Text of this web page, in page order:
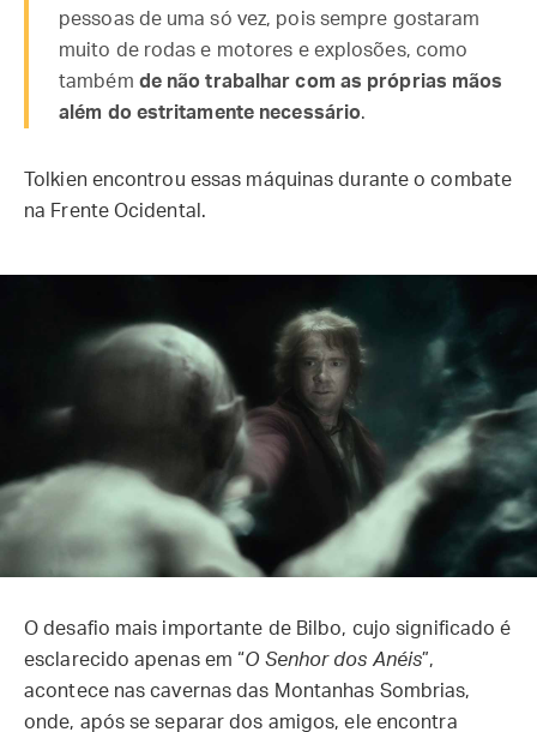
pessoas de uma só vez, pois sempre gostaram
muito de rodas e motores e explosões, como
também de não trabalhar com as próprias mãos
além do estritamente necessário.
Tolkien encontrou essas máquinas durante o combate
na Frente Ocidental.
O desafio mais importante de Bilbo, cujo significado é
esclarecido apenas em “O Senhor dos Anéis”,
acontece nas cavernas das Montanhas Sombrias,
onde, após se separar dos amigos, ele encontra